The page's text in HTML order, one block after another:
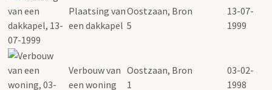
Plaatsing van
een dakkapel
Oostzaan, Bron
5
13-07-
1999
Verbouw van
een woning
Oostzaan, Bron
1
03-02-
1998